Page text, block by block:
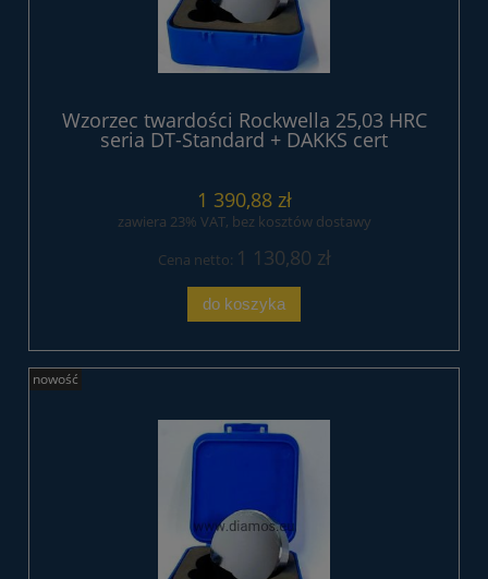
Wzorzec twardości Rockwella 25,03 HRC
seria DT-Standard + DAKKS cert
1 390,88 zł
zawiera 23% VAT, bez kosztów dostawy
Cena netto: 1 130,80 zł
do koszyka
nowość